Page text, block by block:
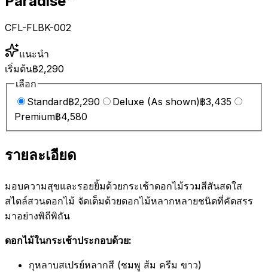
CFL-FLBK-002
แนะนำ
เริ่มต้น฿2,290
เลือก
Standard฿2,290 Deluxe (As shown)฿3,435
Premium฿4,580
รายละเอียด
มอบความสุขและรอยยิ้มด้วยกระเช้าดอกไม้รวมสีสันสดใส
สไตล์สวนดอกไม้ จัดเต็มด้วยดอกไม้หลากหลายชนิดที่คัดสรร
มาอย่างพิถีพิถัน
ดอกไม้ในกระเช้าประกอบด้วย:
กุหลาบสเปรย์หลากสี (ชมพู ส้ม ครีม ขาว)